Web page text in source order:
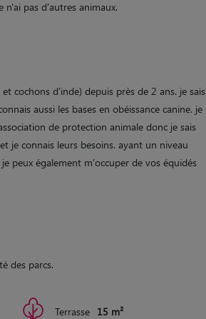
n'ai pas d'autres animaux.
cochons d'inde) depuis près de 2 ans. je sais
aussi les bases en obéissance canine. je
de protection animale donc je sais
je connais leurs besoins. ayant un niveau
peux également m'occuper de vos équidés
des parcs.
Terrasse 15 m²